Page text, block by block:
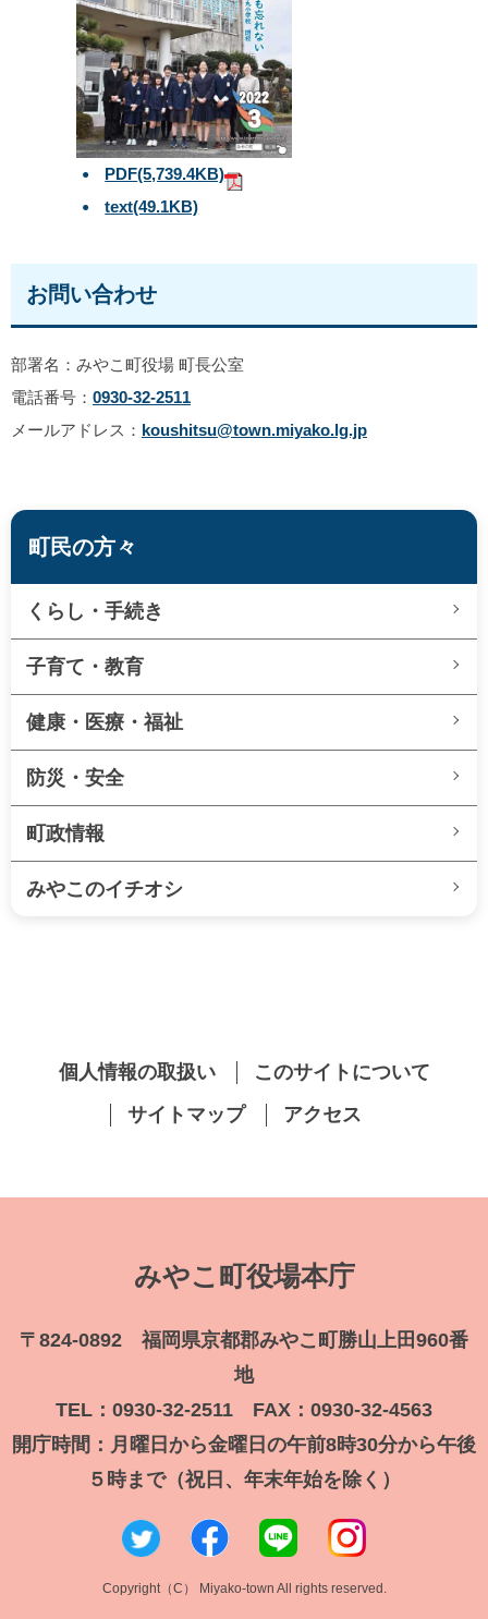
PDF(5,739.4KB)
text(49.1KB)
お問い合わせ
部署名：みやこ町役場 町長公室
電話番号： 0930-32-2511
メールアドレス： koushitsu@town.miyako.lg.jp
町民の方々
くらし・手続き
子育て・教育
健康・医療・福祉
防災・安全
町政情報
みやこのイチオシ
個人情報の取扱い
このサイトについて
サイトマップ
アクセス
みやこ町役場本庁
〒824-0892 福岡県京都郡みやこ町勝山上田960番
地
TEL：0930-32-2511 FAX：0930-32-4563
開庁時間：月曜日から金曜日の午前8時30分から午後
５時まで（祝日、年末年始を除く）
Copyright（C） Miyako-town All rights reserved.